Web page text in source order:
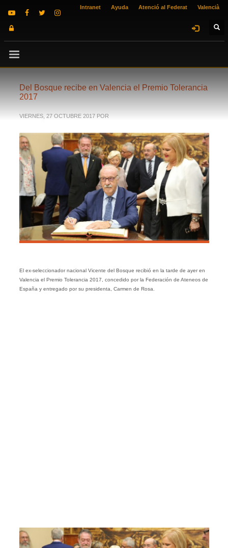
Intranet Ayuda Atenció al Federat Valencià
Del Bosque recibe en Valencia el Premio Tolerancia
2017
VIERNES, 27 OCTUBRE 2017 POR
El ex-seleccionador nacional Vicente del Bosque recibió en la tarde de ayer en
Valencia el Premio Tolerancia 2017, concedido por la Federación de Ateneos de
España y entregado por su presidenta, Carmen de Rosa.